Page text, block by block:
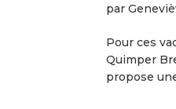
par
Pour ces
Quimper
propose